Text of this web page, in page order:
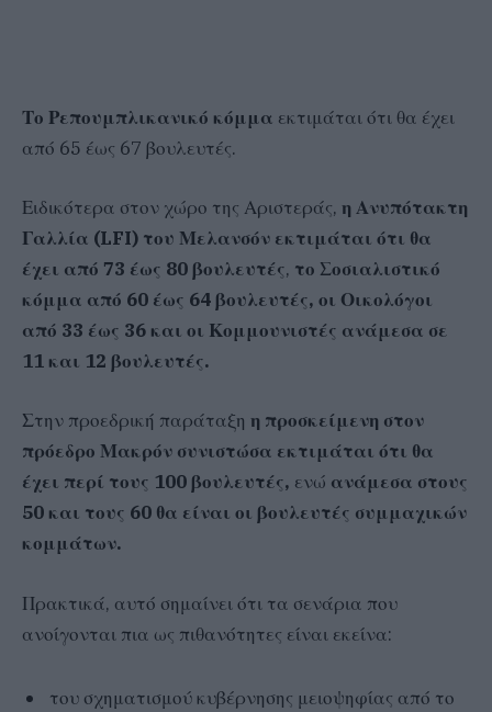
Το Ρεπουμπλικανικό κόμμα εκτιμάται ότι θα έχει
από 65 έως 67 βουλευτές.
Ειδικότερα στον χώρο της Αριστεράς, η Ανυπότακτη
Γαλλία (LFI) του Μελανσόν εκτιμάται ότι θα
έχει από 73 έως 80 βουλευτές, το Σοσιαλιστικό
κόμμα από 60 έως 64 βουλευτές, οι Οικολόγοι
από 33 έως 36 και οι Κομμουνιστές ανάμεσα σε
11 και 12 βουλευτές.
Στην προεδρική παράταξη η προσκείμενη στον
πρόεδρο Μακρόν συνιστώσα εκτιμάται ότι θα
έχει περί τους 100 βουλευτές, ενώ ανάμεσα στους
50 και τους 60 θα είναι οι βουλευτές συμμαχικών
κομμάτων.
Πρακτικά, αυτό σημαίνει ότι τα σενάρια που
ανοίγονται πια ως πιθανότητες είναι εκείνα:
του σχηματισμού κυβέρνησης μειοψηφίας από το